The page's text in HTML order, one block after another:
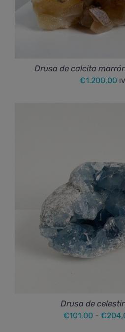
Drusa de calcita
€1.200,00
Drusa de
€101,00 - €